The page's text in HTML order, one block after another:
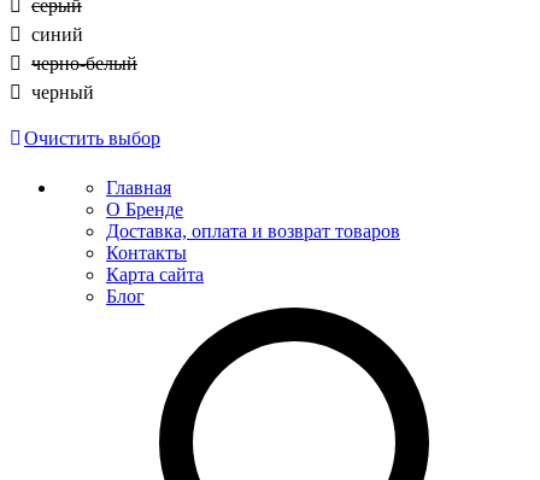
серый
синий
черно-белый
черный
Очистить выбор
Главная
О Бренде
Доставка, оплата и возврат товаров
Контакты
Карта сайта
Блог